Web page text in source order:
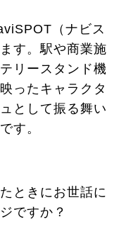
（ナビス
す。駅や商業施
リースタンド機
ったキャラクタ
として振る舞い
す。
ときにお世話に
ですか？